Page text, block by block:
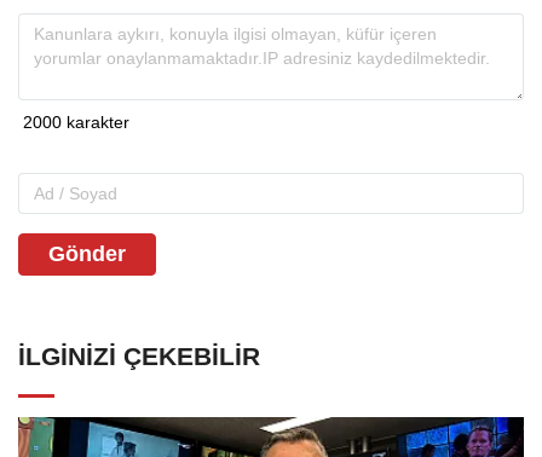
Gönder
İLGINIZI ÇEKEBILIR